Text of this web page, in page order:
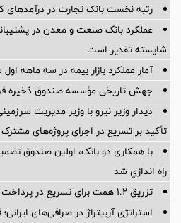
رتبه نخست بانک تجارت در درآمدهای
عملکرد بانک صنعت و معدن در
شایسته تقدیر است
آمار عملكرد بازار بیمه در سه ماهه اول سال 1405
جهش تاریخی مؤسسه صندوق ذخیره
دیدار وزیر نیرو با وزیر مدیریت
تأکید بر تسریع در اجرای پروژه‌های
با همکاری دو بانک، اولین صندوق
راه اندازي شد
تزریق ۱.۲ همت برای تسریع در پرداخت مطالبات
استراتژی آربیتراژ در صرافی‌های